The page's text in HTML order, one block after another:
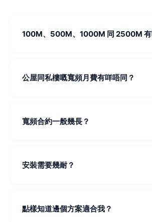
100M、500M、1000M 同 2500M 有
使用；1000M 適合多人同時串流、打機、
2500M 適合對速度有極高要求嘅用戶，
公屋同私樓嘅寬頻月費有咩唔同？
私樓月費一般較高，但選擇更多。村屋因
限，部分需要用 5G 家居寬頻。
寬頻合約一般幾長？
較平，24 個月合約彈性較大。部分供應商
短約選擇。
安裝需要幾耐？
設備，安裝過程約 1-2 小時。新大廈或村
鋪設光纖，時間會較長。
點樣知道邊個方案適合我？